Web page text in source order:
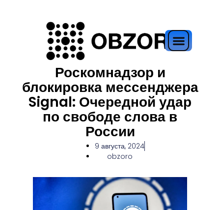
Роскомнадзор и
блокировка мессенджера
Signal: Очередной удар
по свободе слова в
России
9 августа, 2024
obzoro